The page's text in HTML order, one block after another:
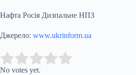
Нафта Росія Дизпальне НПЗ
Джерело: www.ukrinform.ua
Rate this item:
No votes yet.